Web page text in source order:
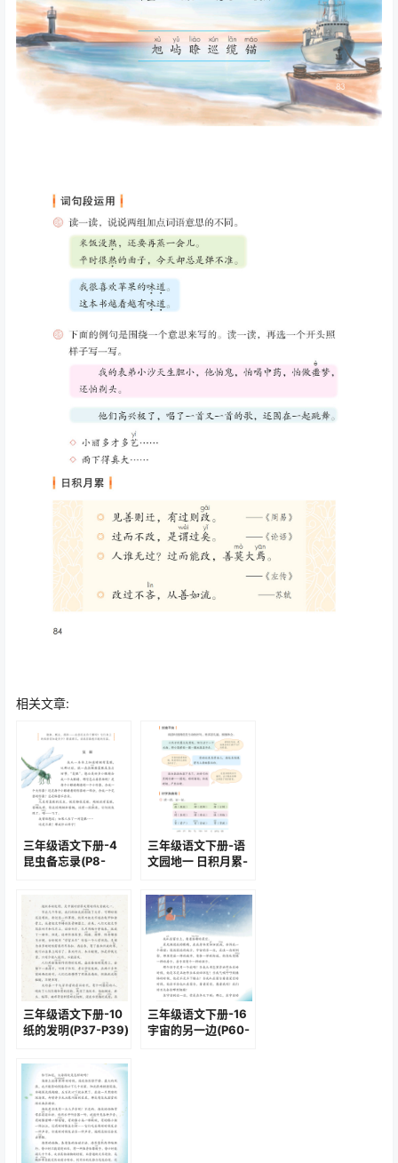
相关文章:
三年级语文下册-4
昆虫备忘录(P8-
三年级语文下册-语
文园地一 日积月累-
三年级语文下册-10
纸的发明(P37-P39)
三年级语文下册-16
宇宙的另一边(P60-